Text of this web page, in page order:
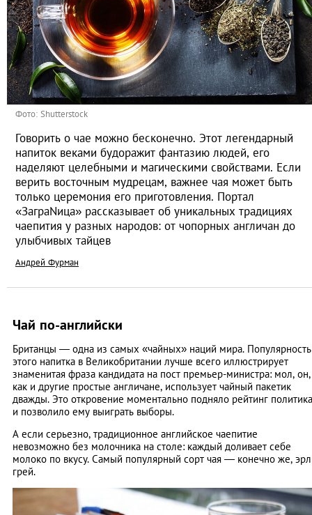
Фото: Shutterstock
Говорить о чае можно бесконечно. Этот легендарный
напиток веками будоражит фантазию людей, его
наделяют целебными и магическими свойствами. Если
верить восточным мудрецам, важнее чая может быть
только церемония его приготовления. Портал
«ЗаграNица» рассказывает об уникальных традициях
чаепития у разных народов: от чопорных англичан до
улыбчивых тайцев
Андрей Фурман
Чай по-английски
Британцы — одна из самых «чайных» наций мира. Популярность
этого напитка в Великобритании лучше всего иллюстрирует
знаменитая фраза кандидата на пост премьер-министра: мол, он,
как и другие простые англичане, использует чайный пакетик
дважды. Это откровение моментально подняло рейтинг политика
и позволило ему выиграть выборы.
А если серьезно, традиционное английское чаепитие
невозможно без молочника на столе: каждый доливает себе
молоко по вкусу. Самый популярный сорт чая — конечно же, эрл
грей.